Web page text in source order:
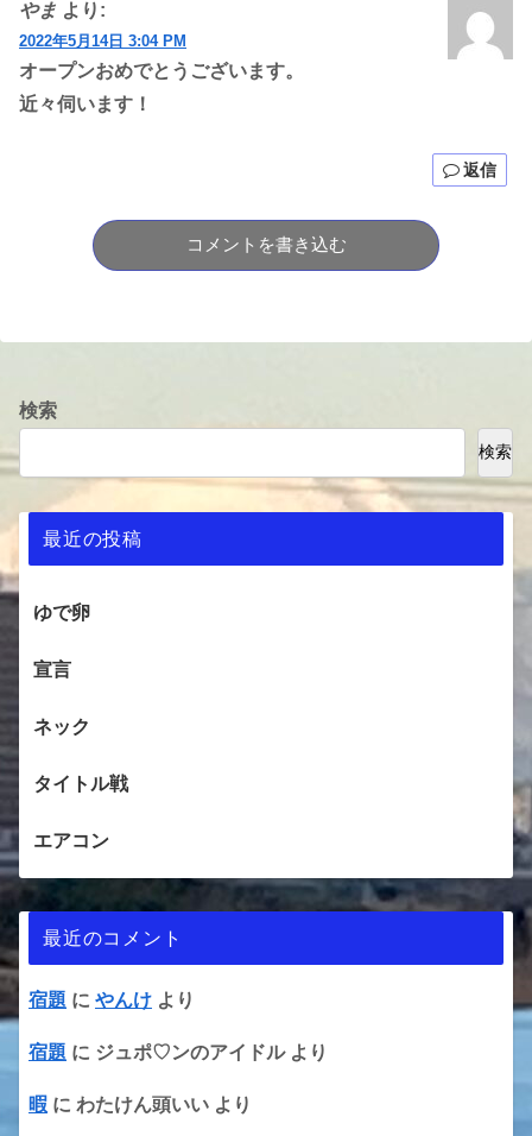
やま より:
2022年5月14日 3:04 PM
オープンおめでとうございます。
近々伺います！
返信
コメントを書き込む
検索
検索
最近の投稿
ゆで卵
宣言
ネック
タイトル戦
エアコン
最近のコメント
宿題 に やんけ より
宿題 に ジュポ♡ンのアイドルより
暇 に わたけん頭いい より